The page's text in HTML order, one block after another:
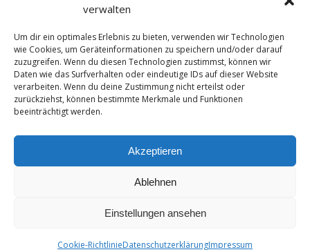
verwalten
Um dir ein optimales Erlebnis zu bieten, verwenden wir Technologien
wie Cookies, um Geräteinformationen zu speichern und/oder darauf
zuzugreifen. Wenn du diesen Technologien zustimmst, können wir
Daten wie das Surfverhalten oder eindeutige IDs auf dieser Website
verarbeiten. Wenn du deine Zustimmung nicht erteilst oder
zurückziehst, können bestimmte Merkmale und Funktionen
beeinträchtigt werden.
Akzeptieren
Ablehnen
Einstellungen ansehen
Cookie-RichtlinieDatenschutzerklärungImpressum
Datenschutzerklärung
Ashe Theme von
WP Royal